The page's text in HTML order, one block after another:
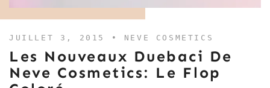
JUILLET 3, 2015 • NEVE COSMETICS
Les Nouveaux Duebaci De
Neve Cosmetics: Le Flop